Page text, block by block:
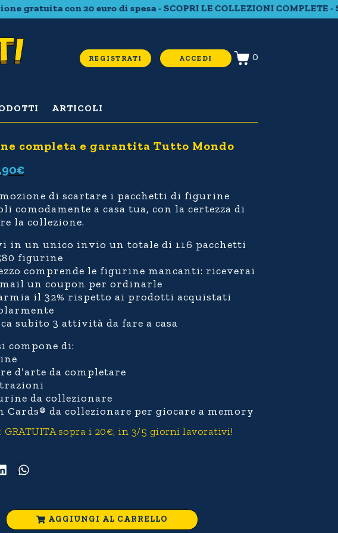
con 20 euro di spesa - SCOPRI LE COLLEZIONI COMPLETE -
REGISTRATI ACCEDI 0
ARTICOLI
completa e garantita Tutto Mondo
€
di scartare i pacchetti di figurine
comodamente a casa tua, con la certezza di
la collezione.
in un unico invio un totale di 116 pacchetti
figurine
comprende le figurine mancanti: riceverai
un coupon per ordinarle
il 32% rispetto ai prodotti acquistati
subito 3 attività da fare a casa
compone di:
d’arte da completare
da collezionare
Cards® da collezionare per giocare a memory
GRATUITA sopra i 20€, in 3/5 giorni lavorativi!
AGGIUNGI AL CARRELLO